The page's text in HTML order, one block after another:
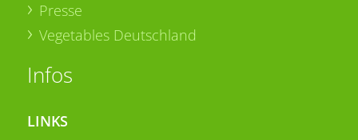
Presse
Vegetables Deutschland
Infos
LINKS